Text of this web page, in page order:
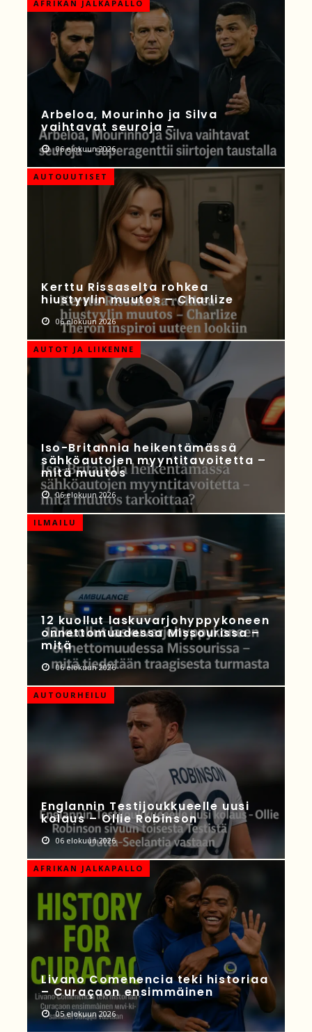
AFRIKAN JALKAPALLO
Arbeloa, Mourinho ja Silva
vaihtavat seuroja –
06 elokuun 2026
AUTOUUTISET
Kerttu Rissaselta rohkea
hiustyylin muutos – Charlize
06 elokuun 2026
AUTOT JA LIIKENNE
Iso-Britannia heikentämässä
sähköautojen myyntitavoitetta –
mitä muutos
06 elokuun 2026
ILMAILU
12 kuollut laskuvarjohyppykoneen
onnettomuudessa Missourissa –
mitä
06 elokuun 2026
AUTOURHEILU
Englannin Testijoukkueelle uusi
kolaus – Ollie Robinson
06 elokuun 2026
AFRIKAN JALKAPALLO
Livano Comenencia teki historiaa
– Curaçaon ensimmäinen
05 elokuun 2026